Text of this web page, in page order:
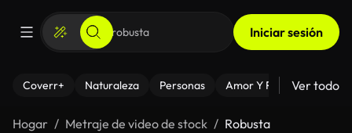
Iniciar sesión
Coverr+ Naturaleza Personas Amor Y Relaciones
Ver todo
Hogar Metraje de video de stock Robusta